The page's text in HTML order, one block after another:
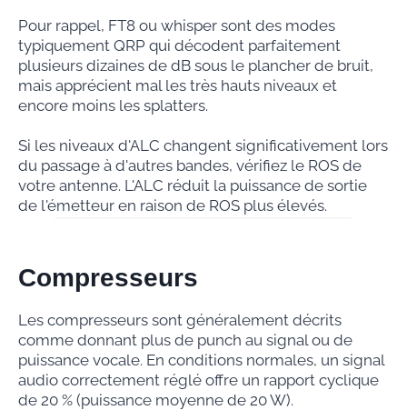
Pour rappel, FT8 ou whisper sont des modes
typiquement QRP qui décodent parfaitement
plusieurs dizaines de dB sous le plancher de bruit,
mais apprécient mal les très hauts niveaux et
encore moins les splatters.
Si les niveaux d'ALC changent significativement lors
du passage à d'autres bandes, vérifiez le ROS de
votre antenne. L'ALC réduit la puissance de sortie
de l'émetteur en raison de ROS plus élevés.
Compresseurs
Les compresseurs sont généralement décrits
comme donnant plus de punch au signal ou de
puissance vocale. En conditions normales, un signal
audio correctement réglé offre un rapport cyclique
de 20 % (puissance moyenne de 20 W).